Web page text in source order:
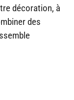
décoration, à
des